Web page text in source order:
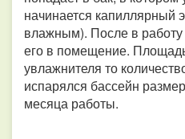
начинается капиллярный
влажным). После в работу
его в помещение.
увлажнителя то
испарялся бассейн
месяца работы.